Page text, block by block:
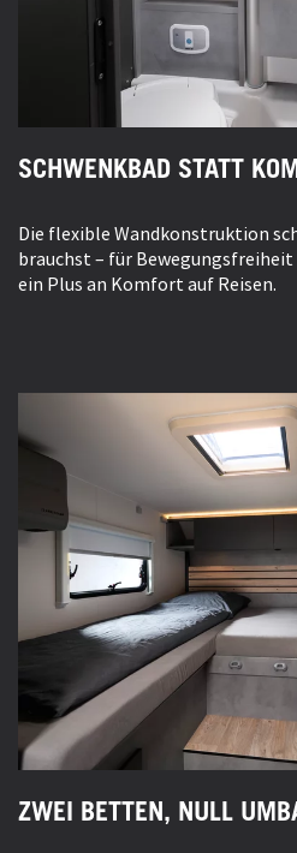
SCHWENKBAD STATT
Die flexible Wandkonstruktion
brauchst – für Bewegungsfreiheit
ein Plus an Komfort auf Reisen.
ZWEI BETTEN, NULL